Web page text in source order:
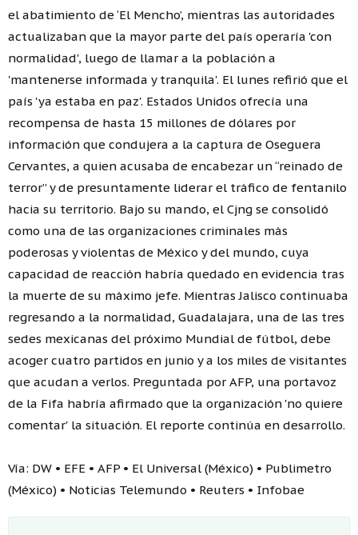
el abatimiento de ‘El Mencho’, mientras las autoridades
actualizaban que la mayor parte del país operaría 'con
normalidad', luego de llamar a la población a
'mantenerse informada y tranquila'. El lunes refirió que el
país 'ya estaba en paz'. Estados Unidos ofrecía una
recompensa de hasta 15 millones de dólares por
información que condujera a la captura de Oseguera
Cervantes, a quien acusaba de encabezar un “reinado de
terror” y de presuntamente liderar el tráfico de fentanilo
hacia su territorio. Bajo su mando, el Cjng se consolidó
como una de las organizaciones criminales más
poderosas y violentas de México y del mundo, cuya
capacidad de reacción habría quedado en evidencia tras
la muerte de su máximo jefe. Mientras Jalisco continuaba
regresando a la normalidad, Guadalajara, una de las tres
sedes mexicanas del próximo Mundial de fútbol, debe
acoger cuatro partidos en junio y a los miles de visitantes
que acudan a verlos. Preguntada por AFP, una portavoz
de la Fifa habría afirmado que la organización 'no quiere
comentar' la situación. El reporte continúa en desarrollo.
Vía: DW • EFE • AFP • El Universal (México) • Publimetro
(México) • Noticias Telemundo • Reuters • Infobae